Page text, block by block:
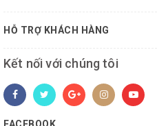
HỖ TRỢ KHÁCH HÀNG
Kết nối với chúng tôi
FACEBOOK